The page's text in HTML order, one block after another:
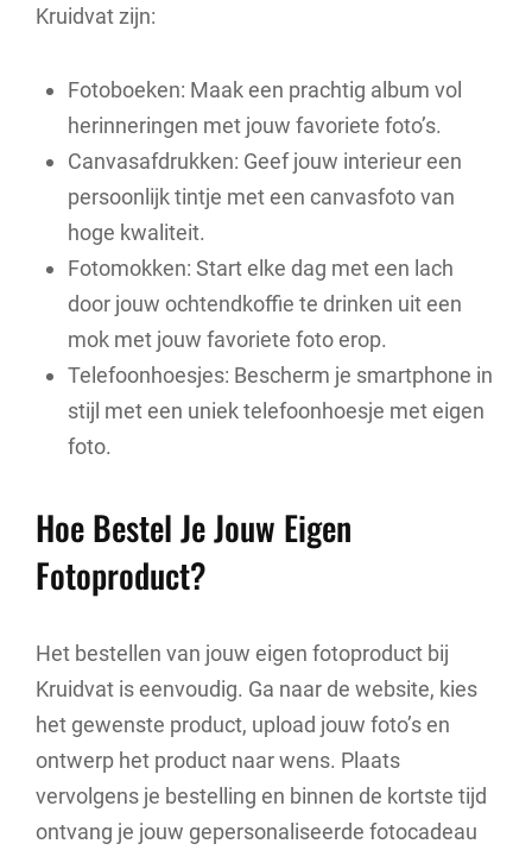
Kruidvat zijn:
Fotoboeken: Maak een prachtig album vol
herinneringen met jouw favoriete foto’s.
Canvasafdrukken: Geef jouw interieur een
persoonlijk tintje met een canvasfoto van
hoge kwaliteit.
Fotomokken: Start elke dag met een lach
door jouw ochtendkoffie te drinken uit een
mok met jouw favoriete foto erop.
Telefoonhoesjes: Bescherm je smartphone in
stijl met een uniek telefoonhoesje met eigen
foto.
Hoe Bestel Je Jouw Eigen
Fotoproduct?
Het bestellen van jouw eigen fotoproduct bij
Kruidvat is eenvoudig. Ga naar de website, kies
het gewenste product, upload jouw foto’s en
ontwerp het product naar wens. Plaats
vervolgens je bestelling en binnen de kortste tijd
ontvang je jouw gepersonaliseerde fotocadeau